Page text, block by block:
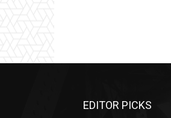
EDITOR PICKS